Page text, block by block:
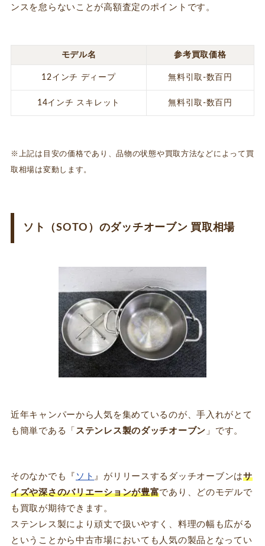
ンスを怠らないことが高額査定のポイントです。
モデル名 参考買取価格
12インチ ディープ 無料引取-数百円
14インチ スキレット 無料引取-数百円
※上記は目安の価格であり、品物の状態や買取方法などによって買
取相場は変動します。
ソト（SOTO）のダッチオーブン 買取相場
近年キャンパーから人気を集めているのが、手入れがとて
も簡単である「 ステンレス製のダッチオーブン 」です。
そのなかでも『 ソト 』がリリースするダッチオーブンはサ
イズや深さのバリエーションが豊富であり、どのモデルで
も買取が期待できます。
ステンレス製により頑丈で扱いやすく、料理の幅も広がる
ということから中古市場においても人気の製品となってい